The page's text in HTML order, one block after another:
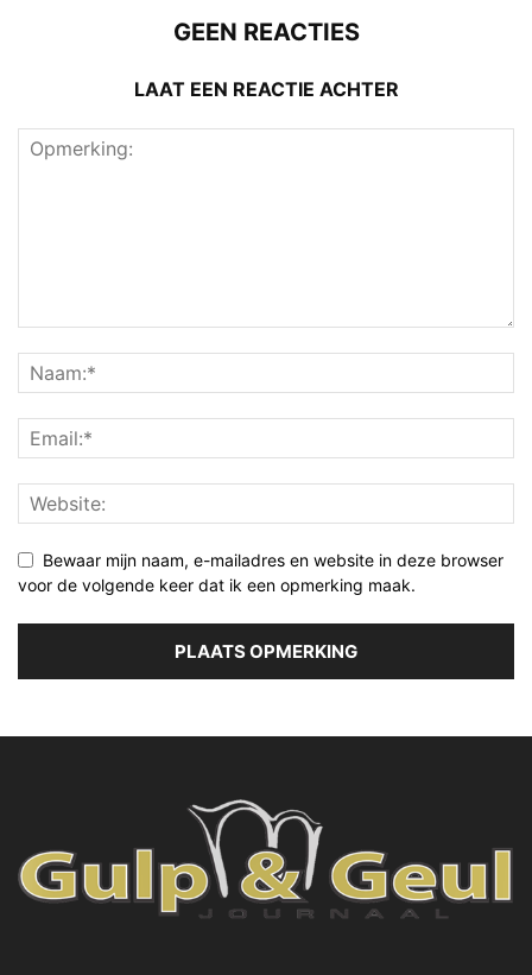
GEEN REACTIES
LAAT EEN REACTIE ACHTER
Bewaar mijn naam, e-mailadres en website in deze browser
voor de volgende keer dat ik een opmerking maak.